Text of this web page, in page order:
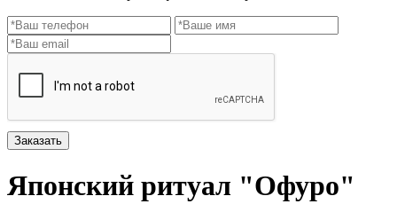
Заказать
Японский ритуал "Офуро"